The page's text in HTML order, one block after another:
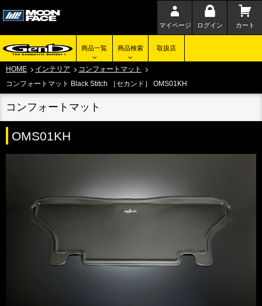
マイページ ログイン カート
商品一覧 商品検索 取扱店
HOME インテリア
コンフォートマット
コンフォートマット Black Stitch ［セカンド］ OMS01KH
コンフォートマット
OMS01KH